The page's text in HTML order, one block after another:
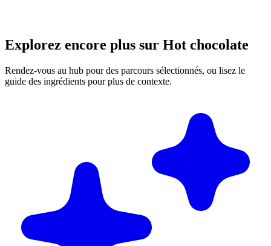
Explorez encore plus sur Hot chocolate
Rendez-vous au hub pour des parcours sélectionnés, ou lisez le
guide des ingrédients pour plus de contexte.